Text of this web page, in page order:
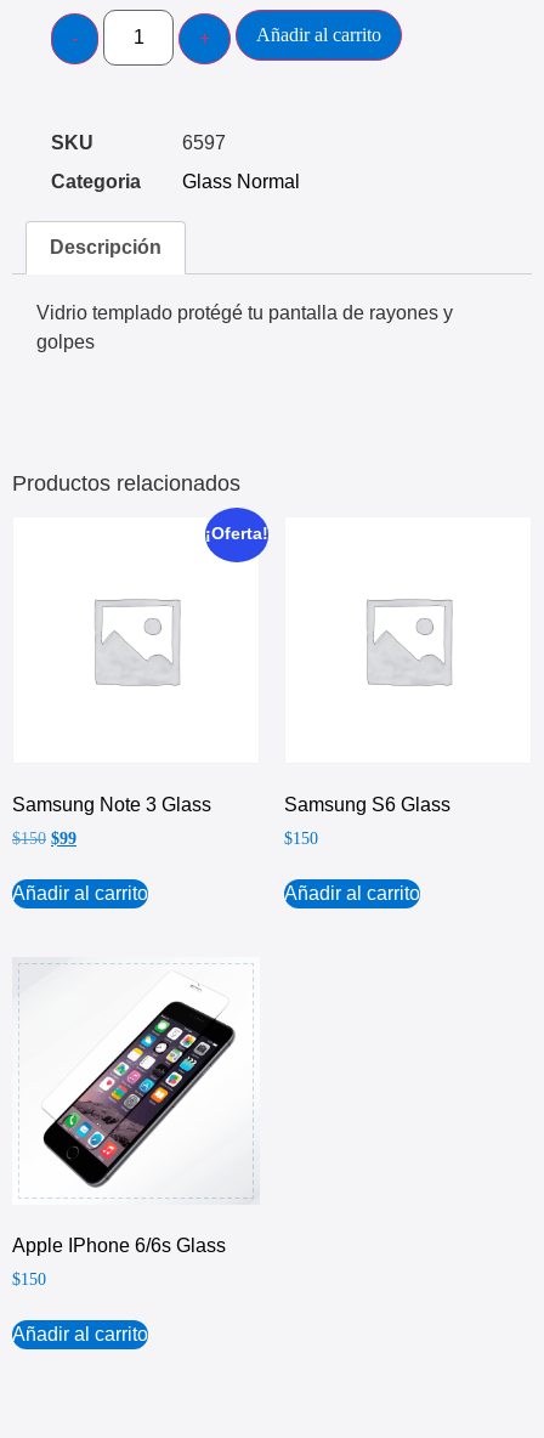
Añadir al carrito
SKU
6597
Categoria
Glass Normal
Descripción
Vidrio templado protégé tu pantalla de rayones y
golpes
Productos relacionados
¡Oferta!
Samsung Note 3 Glass
$150 $99
Añadir al carrito
Samsung S6 Glass
$150
Añadir al carrito
Apple IPhone 6/6s Glass
$150
Añadir al carrito